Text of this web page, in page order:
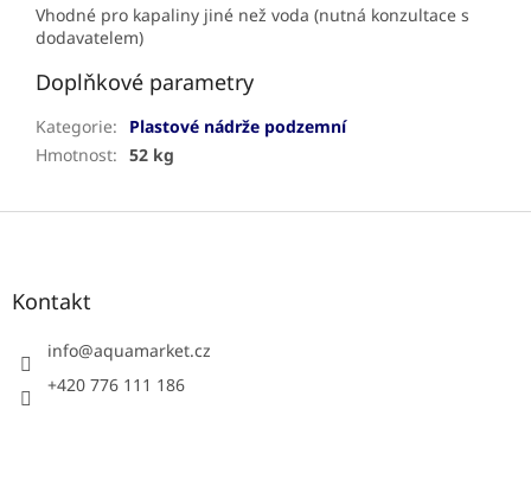
Vhodné pro kapaliny jiné než voda (nutná konzultace s
dodavatelem)
Doplňkové parametry
Kategorie:
Plastové nádrže podzemní
Hmotnost: 52 kg
Z
Kontakt
info@aquamarket.cz
+420 776 111 186